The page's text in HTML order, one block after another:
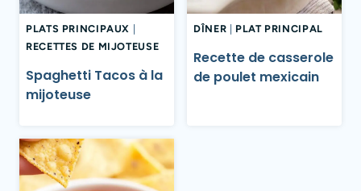
PLATS PRINCIPAUX
RECETTES DE MIJOTEUSE
Spaghetti Tacos à la
mijoteuse
DÎNER PLAT PRINCIPAL
Recette de casserole
de poulet mexicain